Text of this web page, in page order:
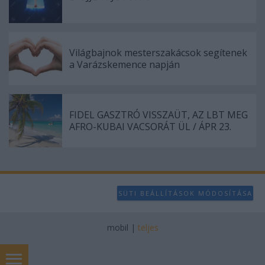
Világbajnok mesterszakácsok segítenek
a Varázskemence napján
FIDEL GASZTRÓ VISSZAÜT, AZ LBT MEG
AFRO-KUBAI VACSORÁT ÜL / ÁPR 23.
SÜTI BEÁLLÍTÁSOK MÓDOSÍTÁSA
mobil | teljes